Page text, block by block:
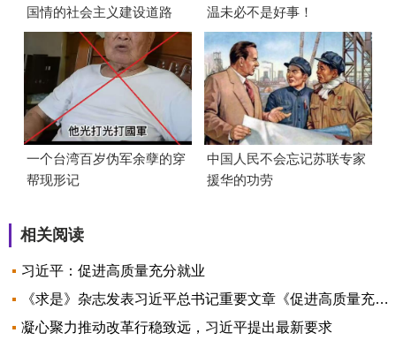
国情的社会主义建设道路
的？
温未必不是好事！
一个台湾百岁伪军余孽的穿
帮现形记
中国人民不会忘记苏联专家
援华的功劳
相关阅读
习近平：促进高质量充分就业
《求是》杂志发表习近平总书记重要文章《促进高质量充分就业》
凝心聚力推动改革行稳致远，习近平提出最新要求